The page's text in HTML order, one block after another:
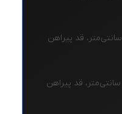
سایز XL: دور سینه ۱۰۸-۱۰۴ سانتی‌متر، قد پیراهن
سایز XXL: دور سینه ۱۱۲ـ۱۱۴ سانتی‌متر، قد پیراهن